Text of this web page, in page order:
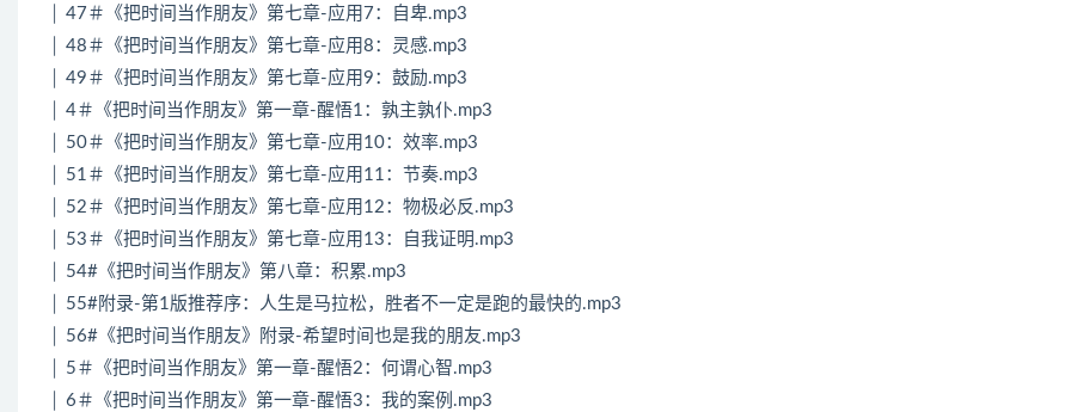
│ 47＃《把时间当作朋友》第七章-应用7：自卑.mp3
│ 48＃《把时间当作朋友》第七章-应用8：灵感.mp3
│ 49＃《把时间当作朋友》第七章-应用9：鼓励.mp3
│ 4＃《把时间当作朋友》第一章-醒悟1：孰主孰仆.mp3
│ 50＃《把时间当作朋友》第七章-应用10：效率.mp3
│ 51＃《把时间当作朋友》第七章-应用11：节奏.mp3
│ 52＃《把时间当作朋友》第七章-应用12：物极必反.mp3
│ 53＃《把时间当作朋友》第七章-应用13：自我证明.mp3
│ 54#《把时间当作朋友》第八章：积累.mp3
│ 55#附录-第1版推荐序：人生是马拉松，胜者不一定是跑的最快的.mp3
│ 56#《把时间当作朋友》附录-希望时间也是我的朋友.mp3
│ 5＃《把时间当作朋友》第一章-醒悟2：何谓心智.mp3
│ 6＃《把时间当作朋友》第一章-醒悟3：我的案例.mp3